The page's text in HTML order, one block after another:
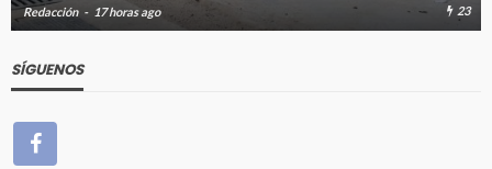
Redacción 17 horas ago 23
SÍGUENOS